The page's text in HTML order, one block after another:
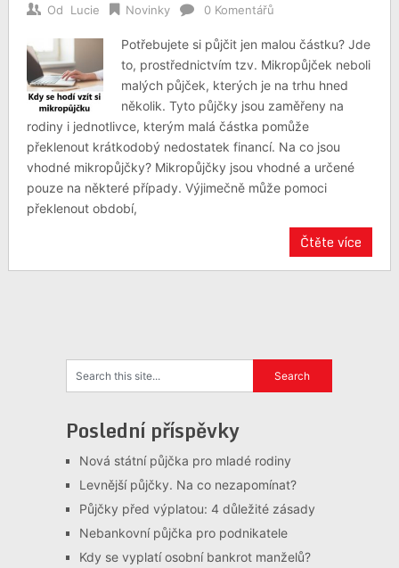
Od Lucie Novinky 0 Komentářů
Potřebujete si půjčit jen malou částku? Jde
to, prostřednictvím tzv. Mikropůjček neboli
malých půjček, kterých je na trhu hned
několik. Tyto půjčky jsou zaměřeny na
rodiny i jednotlivce, kterým malá částka pomůže
překlenout krátkodobý nedostatek financí. Na co jsou
vhodné mikropůjčky? Mikropůjčky jsou vhodné a určené
pouze na některé případy. Výjimečně může pomoci
překlenout období,
Čtěte více
Poslední příspěvky
Nová státní půjčka pro mladé rodiny
Levnější půjčky. Na co nezapomínat?
Půjčky před výplatou: 4 důležité zásady
Nebankovní půjčka pro podnikatele
Kdy se vyplatí osobní bankrot manželů?